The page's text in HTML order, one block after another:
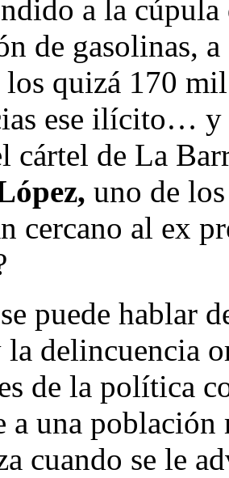
a la
de gasolinas,
quizá 170
ese ilícito… y
cártel de La
uno de
cercano al ex
puede hablar
delincuencia
de la política
a una
cuando se le